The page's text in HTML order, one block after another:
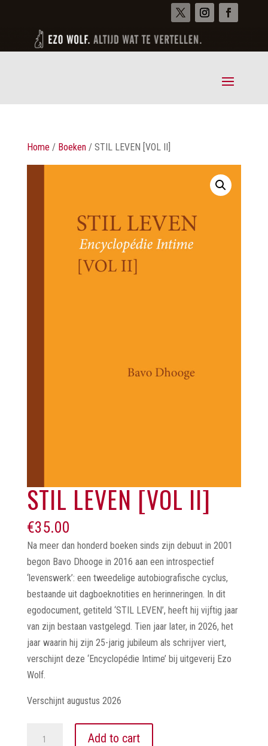
Home / Boeken/ STIL LEVEN [VOL II]
STIL LEVEN [VOL II]
€35.00
Na meer dan honderd boeken sinds zijn debuut in 2001
begon Bavo Dhooge in 2016 aan een introspectief
‘levenswerk’: een tweedelige autobiografische cyclus,
bestaande uit dagboeknotities en herinneringen. In dit
egodocument, getiteld ‘STIL LEVEN’, heeft hij vijftig jaar
van zijn bestaan vastgelegd. Tien jaar later, in 2026, het
jaar waarin hij zijn 25-jarig jubileum als schrijver viert,
verschijnt deze ‘Encyclopédie Intime’ bij uitgeverij Ezo
Wolf.
Verschijnt augustus 2026
Add to cart